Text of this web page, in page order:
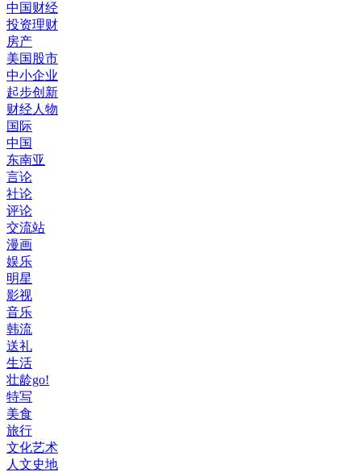
中国财经
投资理财
房产
美国股市
中小企业
起步创新
财经人物
国际
中国
东南亚
言论
社论
评论
交流站
漫画
娱乐
明星
影视
音乐
韩流
送礼
生活
壮龄go!
特写
美食
旅行
文化艺术
人文史地